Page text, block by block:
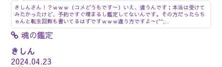
きしんさん！？ｗｗｗ（コメどうもです〜）いえ、違うんです；本当は受けて
みたかったけど、予約ですぐ埋まるし鑑定してないんです。その方だったらち
ゃんと転生回数も書いてるはずですｗｗｗ違う方ですよ〜(^^;...
魂の鑑定
きしん
2024.04.23